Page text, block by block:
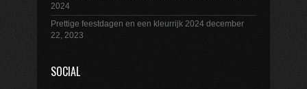
2024
Prettige feestdagen en een kleurrijk 2024 december
22, 2023
SOCIAL